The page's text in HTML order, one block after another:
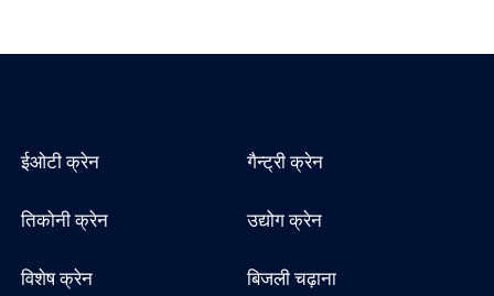
ईओटी क्रेन
गैन्ट्री क्रेन
तिकोनी क्रेन
उद्योग क्रेन
विशेष क्रेन
बिजली चढ़ाना